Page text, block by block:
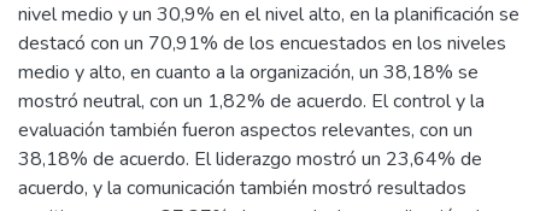
nivel medio y un 30,9% en el nivel alto, en la planificación se
destacó con un 70,91% de los encuestados en los niveles
medio y alto, en cuanto a la organización, un 38,18% se
mostró neutral, con un 1,82% de acuerdo. El control y la
evaluación también fueron aspectos relevantes, con un
38,18% de acuerdo. El liderazgo mostró un 23,64% de
acuerdo, y la comunicación también mostró resultados